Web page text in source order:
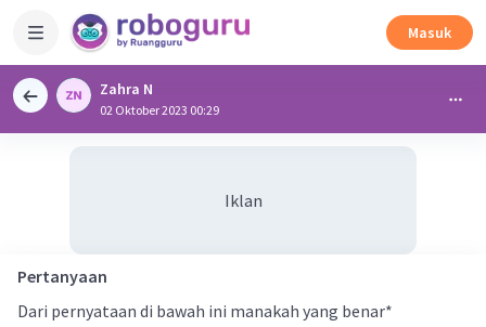
Masuk
Zahra N
02 Oktober 2023 00:29
Iklan
Pertanyaan
Dari pernyataan di bawah ini manakah yang benar*